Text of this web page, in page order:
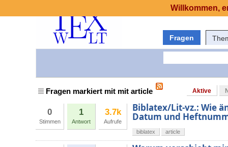
Fragen
Fragen markiert mit mit article Aktive
0
Stimmen
1
Antwort
3.7k
Aufrufe
Biblatex/Lit-vz.: Wie
Datum und
biblatex article
Willkommen,